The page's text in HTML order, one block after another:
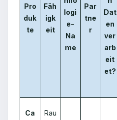
Pro
duk
te
Fäh
igk
eit
logi
e-
Na
me
Par
tne
r
Dat
en
ver
arb
eit
et?
Ca
Rau